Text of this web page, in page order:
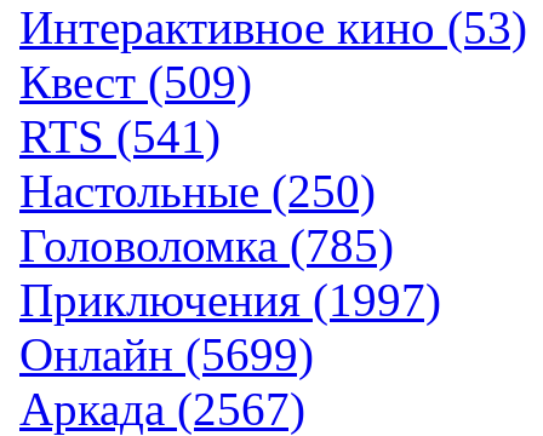
Интерактивное кино (53)
Квест (509)
RTS (541)
Настольные (250)
Головоломка (785)
Приключения (1997)
Онлайн (5699)
Аркада (2567)